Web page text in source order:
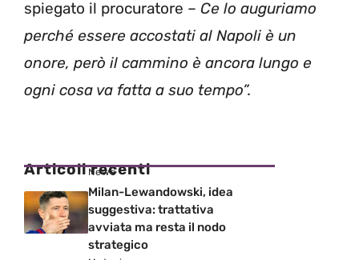
spiegato il procuratore – Ce lo auguriamo
perché essere accostati al Napoli è un
onore, però il cammino è ancora lungo e
ogni cosa va fatta a suo tempo”.
Articoli recenti
News
Milan-Lewandowski, idea
suggestiva: trattativa
avviata ma resta il nodo
strategico